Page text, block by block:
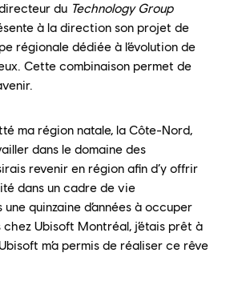
du Technology Group
à la direction son projet de
régionale dédiée à l’évolution de
Cette combinaison permet de
ma région natale, la Côte-Nord,
dans le domaine des
revenir en région afin d’y offrir
dans un cadre de vie
quinzaine d’années à occuper
Ubisoft Montréal, j’étais prêt à
m’a permis de réaliser ce rêve